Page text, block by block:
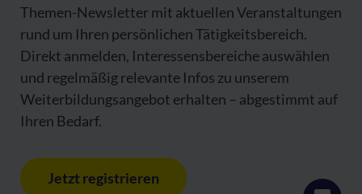
Themen-Newsletter mit aktuellen Veranstaltungen
rund um Ihren persönlichen Tätigkeitsbereich.
Direkt anmelden, Interessensbereiche auswählen
und regelmäßig relevante Infos zu unserem
Weiterbildungsangebot erhalten – abgestimmt auf
Ihren Bedarf.
Jetzt registrieren